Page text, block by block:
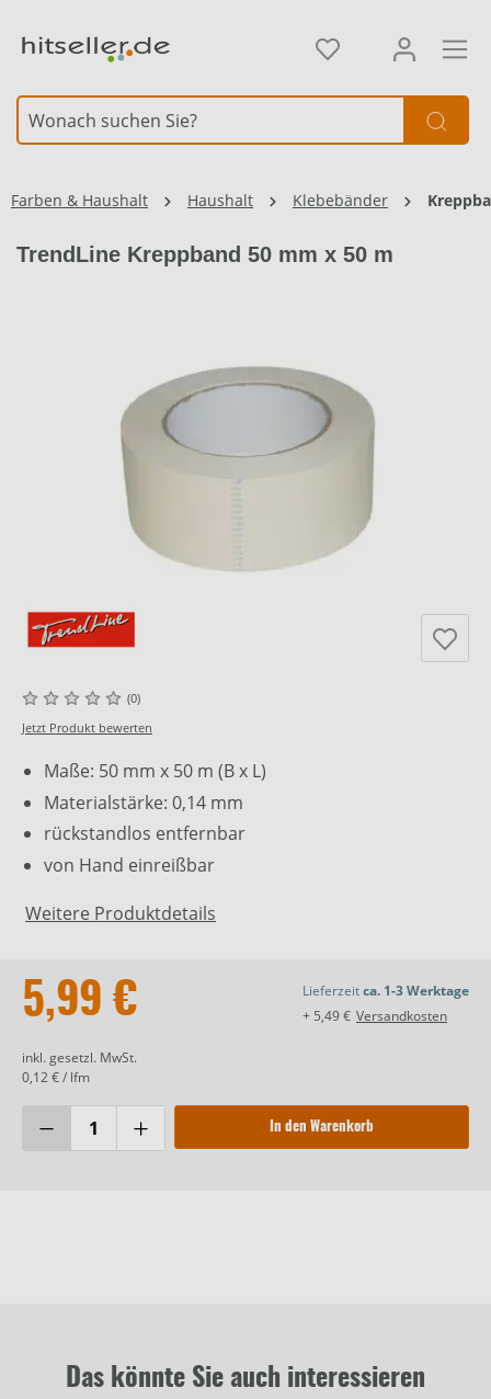
Farben & Haushalt Haushalt Klebebänder
TrendLine Kreppband 50 mm x 50 m
(0)
Jetzt Produkt bewerten
Maße: 50 mm x 50 m (B x L)
Materialstärke: 0,14 mm
rückstandlos entfernbar
von Hand einreißbar
Weitere Produktdetails
5,99 €
inkl. gesetzl. MwSt.
0,12 € / lfm
Lieferzeitca. 1-3 Werktage
+ 5,49 € Versandkosten
In den Warenkorb
Das könnte Sie auch interessieren